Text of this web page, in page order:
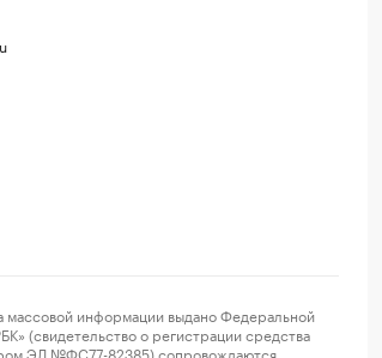
информации выдано Федеральной
(свидетельство о регистрации средства
ЭЛ №ФС77-82385) сопровождаются